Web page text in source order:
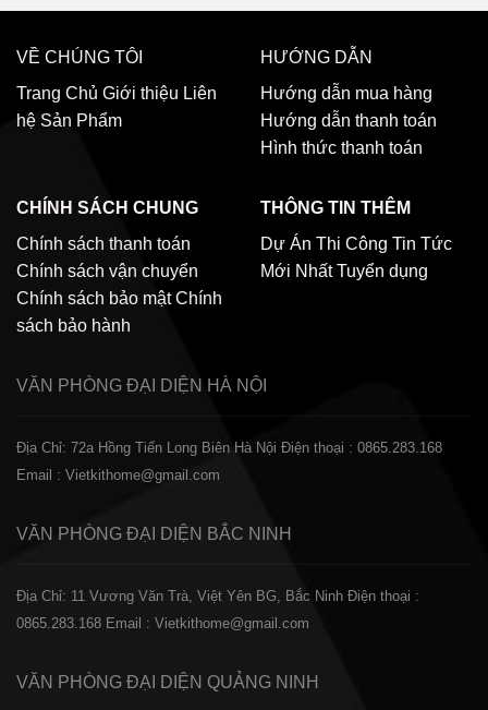
VỀ CHÚNG TÔI
Trang Chủ Giới thiệu Liên
hệ Sản Phẩm
HƯỚNG DẪN
Hướng dẫn mua hàng
Hướng dẫn thanh toán
Hình thức thanh toán
CHÍNH SÁCH CHUNG
Chính sách thanh toán
Chính sách vận chuyển
Chính sách bảo mật Chính
sách bảo hành
THÔNG TIN THÊM
Dự Án Thi Công Tin Tức
Mới Nhất Tuyển dụng
VĂN PHÒNG ĐẠI DIỆN HÀ NỘI
Địa Chỉ: 72a Hồng Tiến Long Biên Hà Nội Điện thoại : 0865.283.168
Email : Vietkithome@gmail.com
VĂN PHÒNG ĐẠI DIỆN BẮC NINH
Địa Chỉ: 11 Vương Văn Trà, Việt Yên BG, Bắc Ninh Điện thoại :
0865.283.168 Email : Vietkithome@gmail.com
VĂN PHÒNG ĐẠI DIỆN QUẢNG NINH